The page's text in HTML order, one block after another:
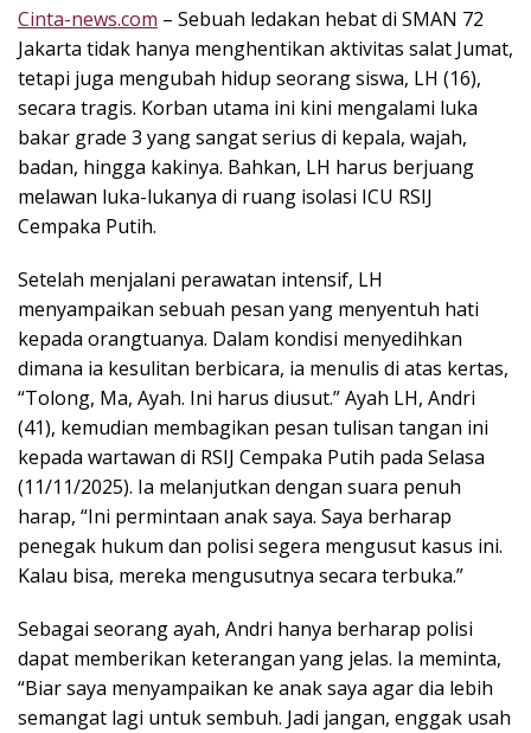
n
I
n
s
p
i
r
s
!
Cinta-news.com – Sebuah ledakan hebat di SMAN 72
Jakarta tidak hanya menghentikan aktivitas salat Jumat,
tetapi juga mengubah hidup seorang siswa, LH (16),
secara tragis. Korban utama ini kini mengalami luka
bakar grade 3 yang sangat serius di kepala, wajah,
badan, hingga kakinya. Bahkan, LH harus berjuang
melawan luka-lukanya di ruang isolasi ICU RSIJ
Cempaka Putih.
Setelah menjalani perawatan intensif, LH
menyampaikan sebuah pesan yang menyentuh hati
kepada orangtuanya. Dalam kondisi menyedihkan
dimana ia kesulitan berbicara, ia menulis di atas kertas,
“Tolong, Ma, Ayah. Ini harus diusut.” Ayah LH, Andri
(41), kemudian membagikan pesan tulisan tangan ini
kepada wartawan di RSIJ Cempaka Putih pada Selasa
(11/11/2025). Ia melanjutkan dengan suara penuh
harap, “Ini permintaan anak saya. Saya berharap
penegak hukum dan polisi segera mengusut kasus ini.
Kalau bisa, mereka mengusutnya secara terbuka.”
Sebagai seorang ayah, Andri hanya berharap polisi
dapat memberikan keterangan yang jelas. Ia meminta,
“Biar saya menyampaikan ke anak saya agar dia lebih
semangat lagi untuk sembuh. Jadi jangan, enggak usah